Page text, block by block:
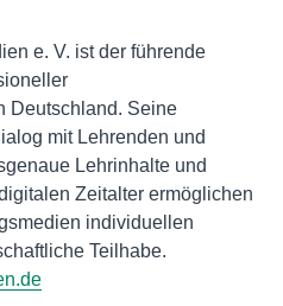
e. V. ist der führende
Deutschland. Seine
mit Lehrenden und
Lehrinhalte und
Zeitalter ermöglichen
individuellen
Teilhabe.